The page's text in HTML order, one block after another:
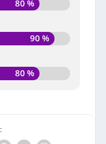
80 %
90 %
80 %